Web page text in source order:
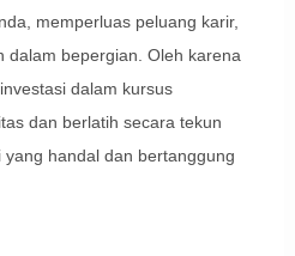
memperluas peluang karir,
dalam bepergian. Oleh karena
dalam kursus
dan berlatih secara tekun
handal dan bertanggung